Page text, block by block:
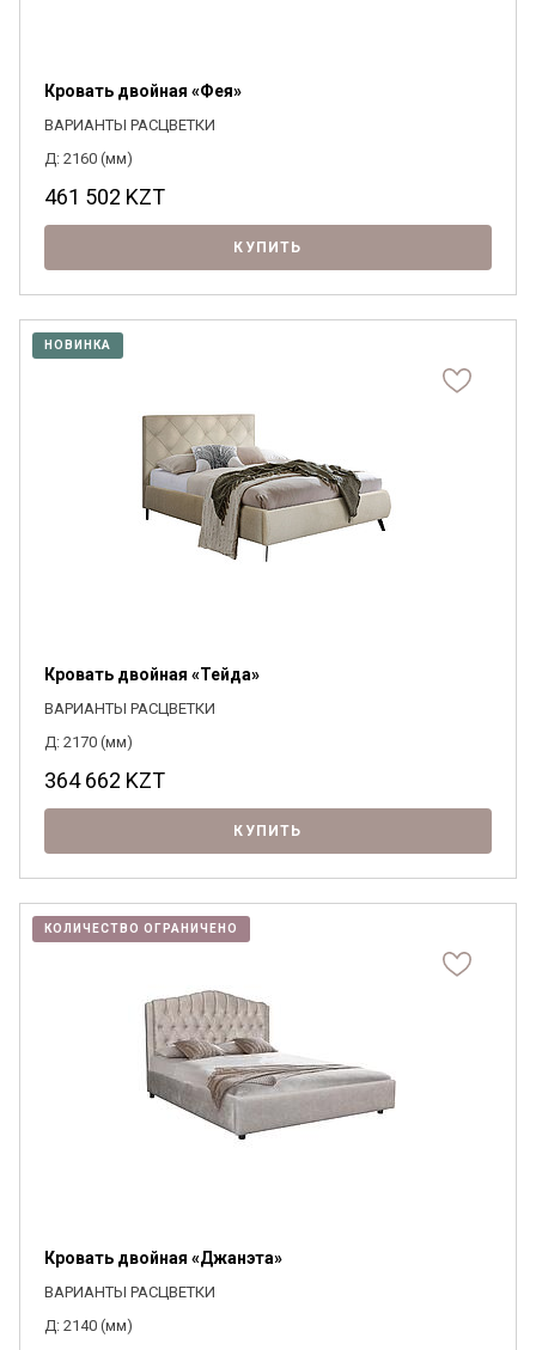
Кровать двойная «Фея»
ВАРИАНТЫ РАСЦВЕТКИ
Д: 2160 (мм)
461 502 KZT
КУПИТЬ
НОВИНКА
Кровать двойная «Тейда»
ВАРИАНТЫ РАСЦВЕТКИ
Д: 2170 (мм)
364 662 KZT
КУПИТЬ
КОЛИЧЕСТВО ОГРАНИЧЕНО
Кровать двойная «Джанэта»
ВАРИАНТЫ РАСЦВЕТКИ
Д: 2140 (мм)